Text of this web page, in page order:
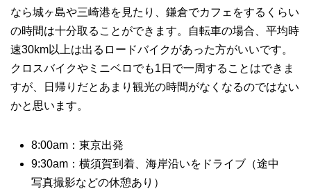
なら城ヶ島や三崎港を見たり、鎌倉でカフェをするくらい
の時間は十分取ることができます。自転車の場合、平均時
速30km以上は出るロードバイクがあった方がいいです。
クロスバイクやミニベロでも1日で一周することはできま
すが、日帰りだとあまり観光の時間がなくなるのではない
かと思います。
8:00am：東京出発
9:30am：横須賀到着、海岸沿いをドライブ（途中
写真撮影などの休憩あり）